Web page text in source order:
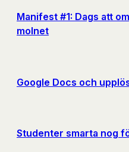
Manifest #1: Dags att
molnet
Google Docs och
Studenter smarta nog